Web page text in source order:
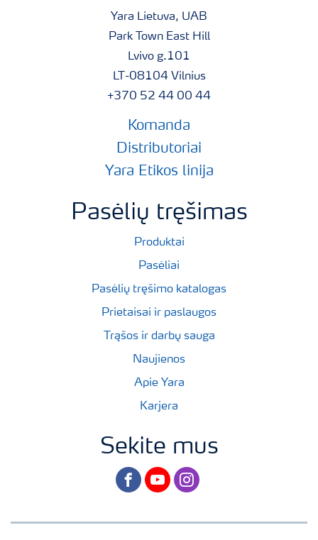
Yara Lietuva, UAB
Park Town East Hill
Lvivo g.101
LT-08104 Vilnius
+370 52 44 00 44
Komanda
Distributoriai
Yara Etikos linija
Pasėlių tręšimas
Produktai
Pasėliai
Pasėlių tręšimo katalogas
Prietaisai ir paslaugos
Trąšos ir darbų sauga
Naujienos
Apie Yara
Karjera
Sekite mus
facebookyoutubeinstagram